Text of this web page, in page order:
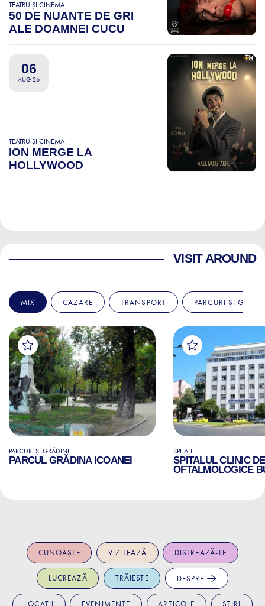
TEATRU ȘI CINEMA
50 DE NUANTE DE GRI
ALE DOAMNEI CUCU
06
AUG 26
TEATRU ȘI CINEMA
ION MERGE LA
HOLLYWOOD
VISIT AROUND
MIX CAZARE TRANSPORT PARCURI ȘI
PARCURI ȘI GRĂDINI
PARCUL GRĂDINA ICOANEI
SPITALE
SPITALUL CLINIC
OFTALMOLOGICE
CUNOAȘTE VIZITEAZĂ DISTREAZĂ-TE
LUCREAZĂ TRĂIEȘTE DESPRE
LOCAȚII EVENIMENTE ARTICOLE ȘTIRI